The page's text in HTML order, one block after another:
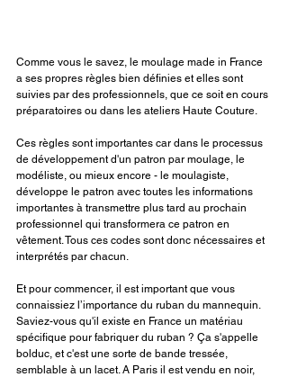
Comme vous le savez, le moulage made in France
a ses propres règles bien définies et elles sont
suivies par des professionnels, que ce soit en cours
préparatoires ou dans les ateliers Haute Couture.
Ces règles sont importantes car dans le processus
de développement d'un patron par moulage, le
modéliste, ou mieux encore - le moulagiste,
développe le patron avec toutes les informations
importantes à transmettre plus tard au prochain
professionnel qui transformera ce patron en
vêtement. Tous ces codes sont donc nécessaires et
interprétés par chacun.
Et pour commencer, il est important que vous
connaissiez l’importance du ruban du mannequin.
Saviez-vous qu'il existe en France un matériau
spécifique pour fabriquer du ruban ? Ça s'appelle
bolduc, et c'est une sorte de bande tressée,
semblable à un lacet. A Paris il est vendu en noir,